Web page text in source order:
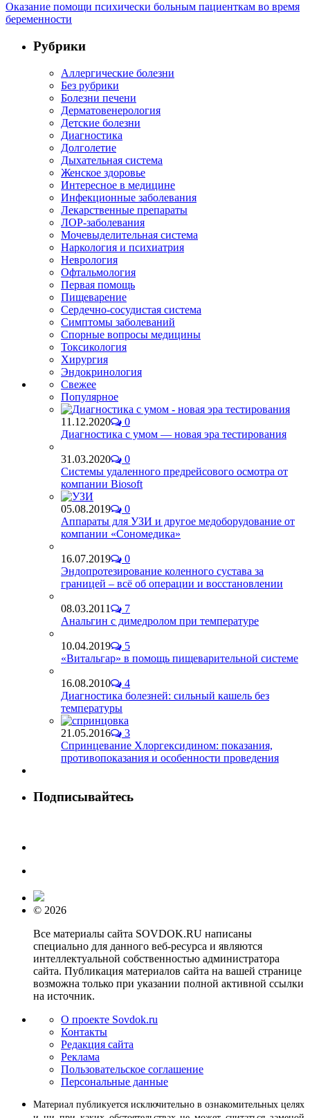
Оказание помощи психически больным пациенткам во время
беременности
Рубрики
Аллергические болезни
Без рубрики
Болезни печени
Дерматовенерология
Детские болезни
Диагностика
Долголетие
Дыхательная система
Женское здоровье
Интересное в медицине
Инфекционные заболевания
Лекарственные препараты
ЛОР-заболевания
Мочевыделительная система
Наркология и психиатрия
Неврология
Офтальмология
Первая помощь
Пищеварение
Сердечно-сосудистая система
Симптомы заболеваний
Спорные вопросы медицины
Токсикология
Хирургия
Эндокринология
Свежее
Популярное
11.12.2020
0
Диагностика с умом — новая эра тестирования
31.03.2020
0
Системы удаленного предрейсового осмотра от
компании Biosoft
05.08.2019
0
Аппараты для УЗИ и другое медоборудование от
компании «Сономедика»
16.07.2019
0
Эндопротезирование коленного сустава за
границей – всё об операции и восстановлении
08.03.2011
7
Анальгин с димедролом при температуре
10.04.2019
5
«Витальгар» в помощь пищеварительной системе
16.08.2010
4
Диагностика болезней: сильный кашель без
температуры
21.05.2016
3
Спринцевание Хлоргексидином: показания,
противопоказания и особенности проведения
Подписывайтесь
© 2026
Все материалы сайта SOVDOK.RU написаны
специально для данного веб-ресурса и являются
интеллектуальной собственностью администратора
сайта. Публикация материалов сайта на вашей странице
возможна только при указании полной активной ссылки
на источник.
О проекте Sovdok.ru
Контакты
Редакция сайта
Реклама
Пользовательское соглашение
Персональные данные
Материал публикуется исключительно в ознакомительных целях